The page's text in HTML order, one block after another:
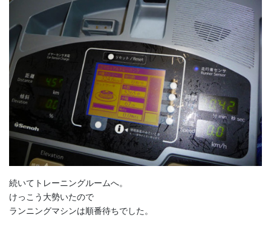
続いてトレーニングルームへ。
けっこう大勢いたので
ランニングマシンは順番待ちでした。